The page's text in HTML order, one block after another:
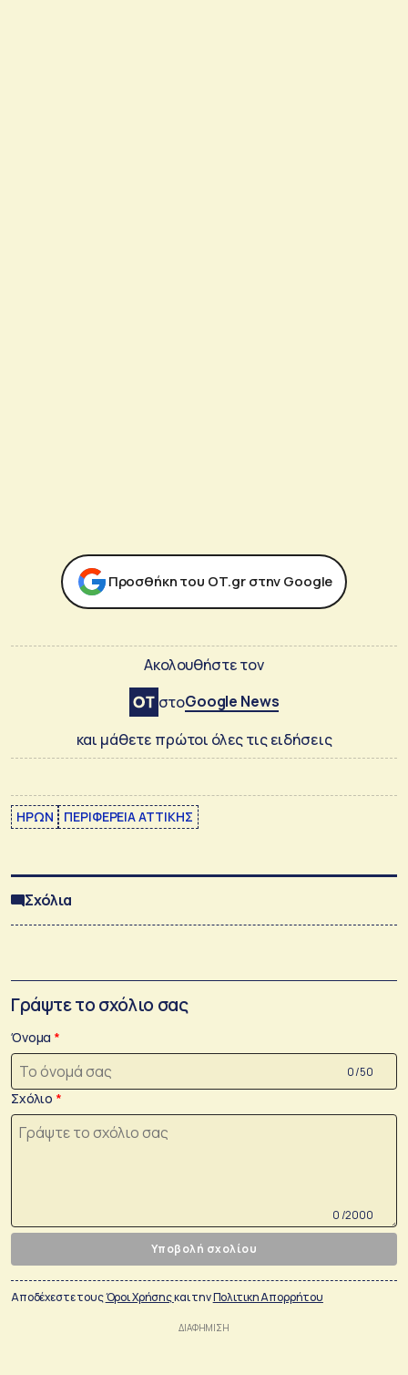
Προσθήκη του ΟΤ.gr στην Google
Ακολουθήστε τον
στοGoogle News
και μάθετε πρώτοι όλες τις ειδήσεις
ΗΡΩΝ ΠΕΡΙΦΕΡΕΙΑ ΑΤΤΙΚΗΣ
Σχόλια
Γράψτε το σχόλιο σας
Όνομα
0 /50
Σχόλιο
0 /2000
Υποβολή σχολίου
Αποδέχεστε τουςΌροι Χρήσηςκαι τηνΠολιτικη Απορρήτου